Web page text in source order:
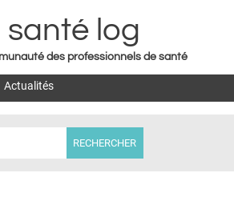
Jump to navigation
santé log
des professionnels de santé
Actualités